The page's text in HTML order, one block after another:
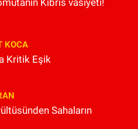
Kıbrıs vasiyeti!
KOCA
Kritik Eşik
Sahaların